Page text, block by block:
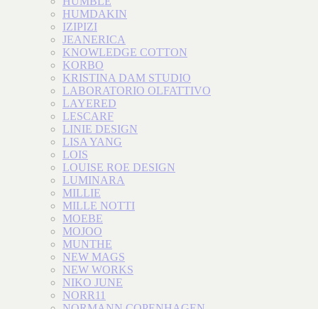
HUMDAKIN
IZIPIZI
JEANERICA
KNOWLEDGE COTTON
KORBO
KRISTINA DAM STUDIO
LABORATORIO OLFATTIVO
LAYERED
LESCARF
LINIE DESIGN
LISA YANG
LOIS
LOUISE ROE DESIGN
LUMINARA
MILLIE
MILLE NOTTI
MOEBE
MOJOO
MUNTHE
NEW MAGS
NEW WORKS
NIKO JUNE
NORR11